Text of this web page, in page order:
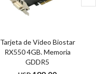
Tarjeta de Video Biostar
RX550 4GB. Memoria
GDDR5